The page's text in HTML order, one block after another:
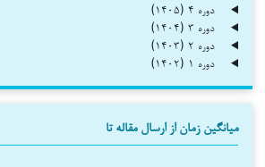
دوره ۴ (۱۴۰۵)
دوره ۳ (۱۴۰۴)
دوره ۲ (۱۴۰۳)
دوره ۱ (۱۴۰۲)
میانگین زمان از ارسال مقاله تا